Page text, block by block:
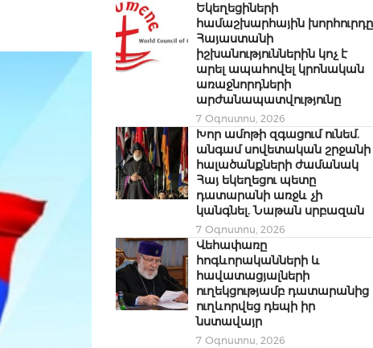
Եկեղեցիների
համաշխարհային խորհուրդը
Հայաստանի
իշխանություններին կոչ է
արել ապահովել կրոնական
առաջնորդների
արժանապատվությունը
7 Օգոստոս, 2026
Խոր ամոթի զգացում ունեմ.
անգամ սովետական շրջանի
հալածանքների ժամանակ
Հայ եկեղեցու պետը
դատարանի առջև չի
կանգնել. Նաթան սրբազան
7 Օգոստոս, 2026
Վեհափառը
հոգևորականների և
հավատացյալների
ուղեկցությամբ դատարանից
ուղևորվեց դեպի իր
նստավայր
7 Օգոստոս, 2026